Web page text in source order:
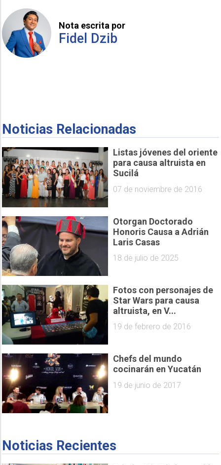
Nota escrita por
Fidel Dzib
Noticias Relacionadas
Listas jóvenes del oriente
para causa altruista en
Sucilá
07 de noviembre de 2016
Otorgan Doctorado
Honoris Causa a Adrián
Laris Casas
18 de julio de 2025
Fotos con personajes de
Star Wars para causa
altruista, en V...
19 de febrero de 2016
Chefs del mundo
cocinarán en Yucatán
19 de junio de 2017
Noticias Recientes